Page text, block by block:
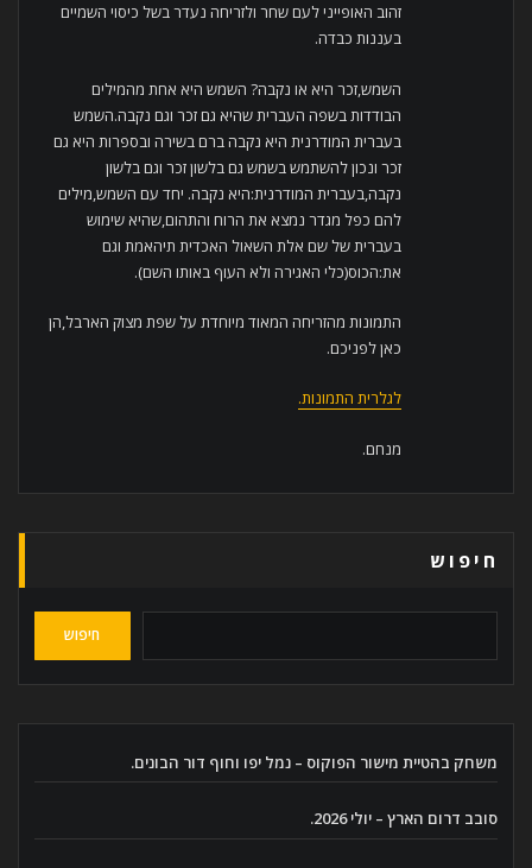
זהוב האופייני לעם שחר ולזריחה נעדר בשל כיסוי השמיים
בעננות כבדה.
השמש,זכר היא או נקבה? השמש היא אחת מהמילים
הבודדות בשפה העברית שהיא גם זכר וגם נקבה.השמש
בעברית המודרנית היא נקבה ברם בשירה ובספרות היא גם
זכר ונכון להשתמש בשמש גם בלשון זכר וגם בלשון
נקבה,בעברית המודרנית:היא נקבה. יחד עם השמש,מילים
להם כפל מגדר נמצא את הרוח והתהום,שהיא שימוש
בעברית של שם אלת השאול האכדית תיהאמת וגם
את:הכוס(כלי האגירה ולא העוף באותו השם).
התמונות מהזריחה המאוד מיוחדת על שפת מצוק הארבל,הן
כאן לפניכם.
לגלרית התמונות.
מנחם.
חיפוש
חיפוש
משחק בהטיית מישור הפוקוס – נמל יפו וחוף דור הבונים.
סובב דרום הארץ – יולי 2026.